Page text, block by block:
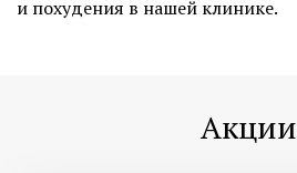
и похудения в нашей клинике.
Акции